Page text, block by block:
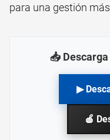
para una gestión
📥
▶
🍎